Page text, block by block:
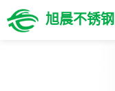
旭晨不锈钢